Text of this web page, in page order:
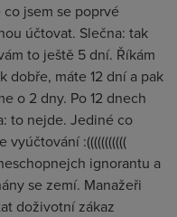
jsem se poprvé
účtovat. Slečna: tak
to ještě 5 dní. Říkám
dobře, máte 12 dní a pak
o 2 dny. Po 12 dnech
to nejde. Jediné co
:(((((((((((
ignorantu a
se zemí. Manažeři
doživotní zákaz